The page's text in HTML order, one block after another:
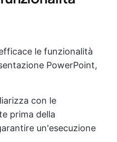
le funzionalità
PowerPoint,
con le
prima della
un'esecuzione